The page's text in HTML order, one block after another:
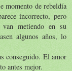
momento de rebeldía
incorrecto, pero
metiendo en su
algunos años, lo
conseguido. El amor
antes mejor.